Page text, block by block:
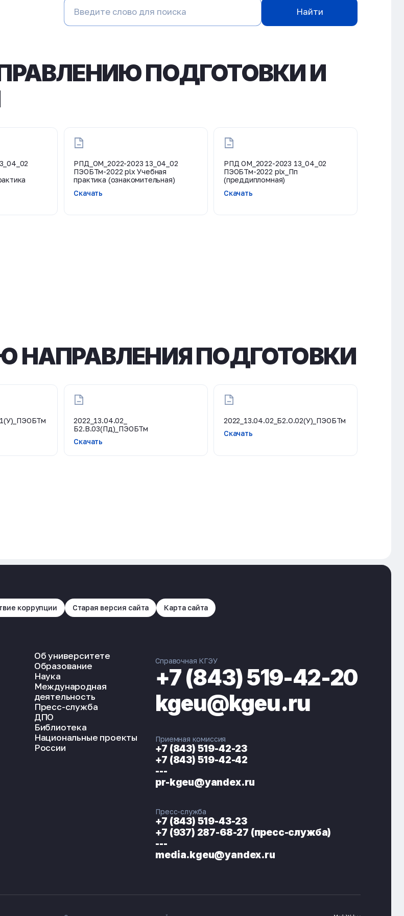
ЭНЕРГОКОД — ПОМОЩНИК КГЭУ
Найти
ПОДГОТОВКИ И
РПД_ОМ_2022-2023 13_04_02
ПЭОБТм-2022 plx Учебная
практика (ознакомительная)
Скачать
РПД ОМ_2022-2023 13_04_02
ПЭОБТм-2022 plx_Пп
(преддипломная)
Скачать
НАПРАВЛЕНИЯ ПОДГОТОВКИ
2022_13.04.02_
Б2.В.03(Пд)_ПЭОБТм
Скачать
2022_13.04.02_Б2.О.02(У)_ПЭОБТм
Скачать
коррупции Старая версия сайта Карта сайта
Об университете
Образование
Наука
Международная
деятельность
Пресс-служба
ДПО
Библиотека
Национальные проекты
России
Справочная КГЭУ
+7 (843) 519-42-20
kgeu@kgeu.ru
Приемная комиссия
+7 (843) 519-42-23
+7 (843) 519-42-42
---
pr-kgeu@yandex.ru
Пресс-служба
+7 (843) 519-43-23
+7 (937) 287-68-27 (пресс-служба)
---
media.kgeu@yandex.ru